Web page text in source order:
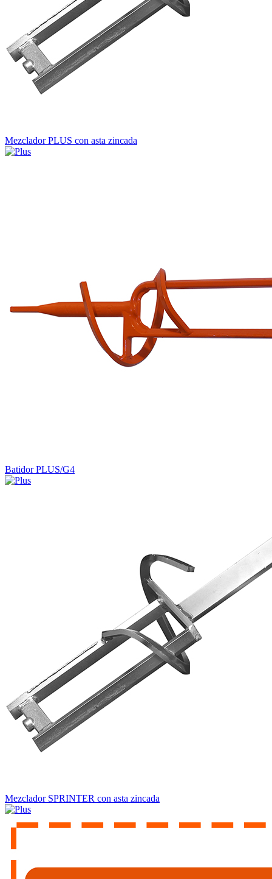
Mezclador PLUS con asta zincada
Batidor PLUS/G4
Mezclador SPRINTER con asta zincada